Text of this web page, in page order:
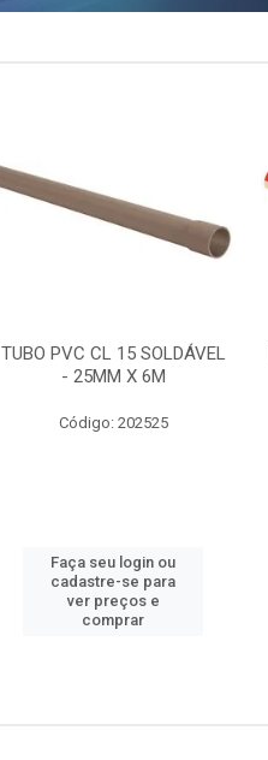
TUBO PVC CL 15 SOLDÁVEL
- 25MM X 6M
Código: 202525
Faça seu login ou
cadastre-se para
ver preços e
comprar